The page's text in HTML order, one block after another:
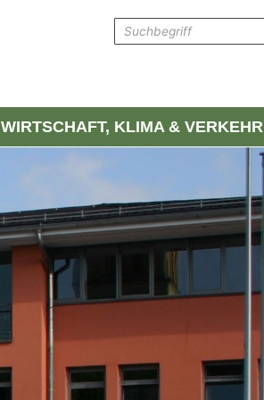
WIRTSCHAFT, KLIMA & VERKEHR